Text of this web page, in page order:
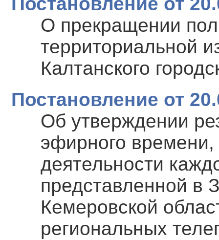
О прекращении
территориальной
Калтанского
Постановление от
Об утверждении
эфирного времени,
деятельности
представленной в
Кемеровской
региональных